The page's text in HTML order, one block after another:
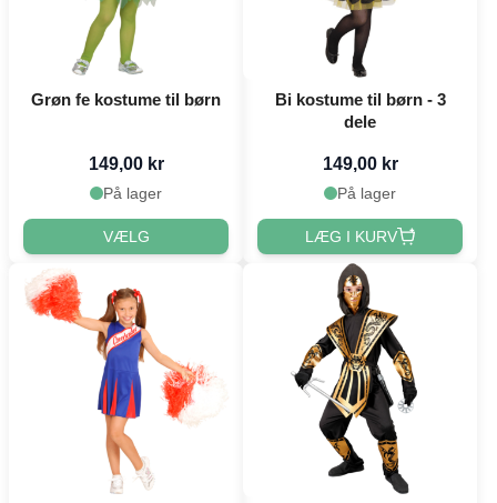
Grøn fe kostume til børn
149,00 kr
På lager
VÆLG
Bi kostume til børn - 3
dele
149,00 kr
På lager
LÆG I KURV